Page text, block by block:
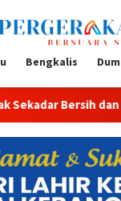
Bengkalis
dan Sehat, Air